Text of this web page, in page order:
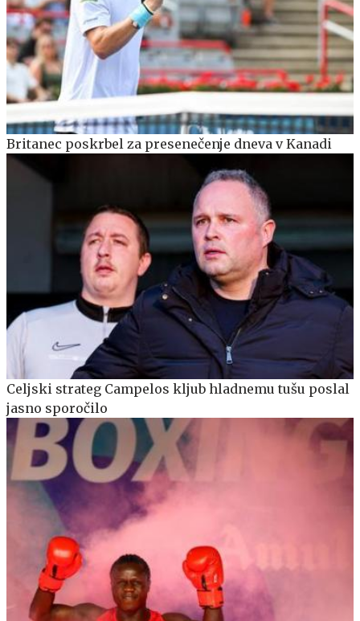
Britanec poskrbel za presenečenje dneva v Kanadi
Celjski strateg Campelos kljub hladnemu tušu poslal
jasno sporočilo